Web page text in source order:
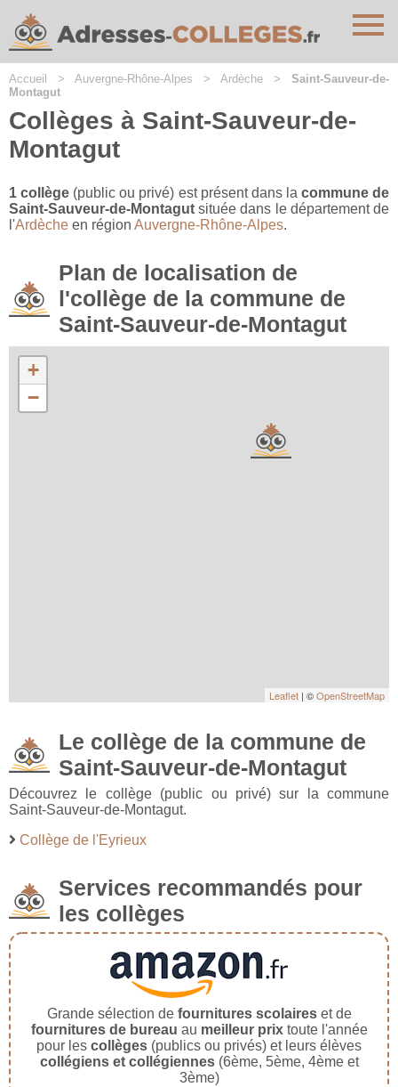
Accueil > Auvergne-Rhône-Alpes > Ardèche > Saint-Sauveur-de-
Montagut
Collèges à Saint-Sauveur-de-
Montagut
1 collège (public ou privé) est présent dans la commune de
Saint-Sauveur-de-Montagut située dans le département de
l'Ardèche en région Auvergne-Rhône-Alpes.
Plan de localisation de
l'collège de la commune de
Saint-Sauveur-de-Montagut
+
−
Leaflet | ©OpenStreetMap
Le collège de la commune de
Saint-Sauveur-de-Montagut
Découvrez le collège (public ou privé) sur la commune
Saint-Sauveur-de-Montagut.
Collège de l'Eyrieux
Services recommandés pour
les collèges
Grande sélection de fournitures scolaireset de
fournitures de bureau au meilleur prixtoute l'année
pour les collèges (publics ou privés) et leurs élèves
collégiens et collégiennes(6ème, 5ème, 4ème et
3ème)